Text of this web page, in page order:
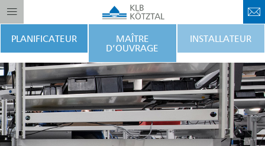
PLANIFICATEUR
MAÎTRE
D’OUVRAGE
INSTALLATEUR